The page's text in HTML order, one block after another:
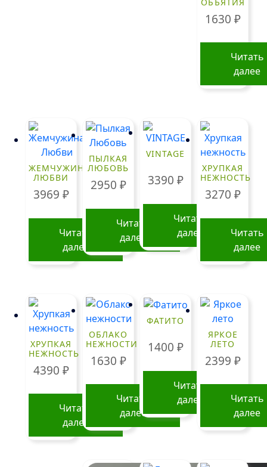
1630 ₽
Читать
далее
ЖЕМЧУЖИНА
ЛЮБВИ
3969 ₽
Читать
далее
ПЫЛКАЯ
ЛЮБОВЬ
2950 ₽
Читать
далее
VINTAGE
3390 ₽
Читать
далее
ХРУПКАЯ
НЕЖНОСТЬ
3270 ₽
Читать
далее
ХРУПКАЯ
НЕЖНОСТЬ
4390 ₽
Читать
далее
ОБЛАКО
НЕЖНОСТИ
1630 ₽
Читать
далее
ФАТИТО
1400 ₽
Читать
далее
ЯРКОЕ
ЛЕТО
2399 ₽
Читать
далее